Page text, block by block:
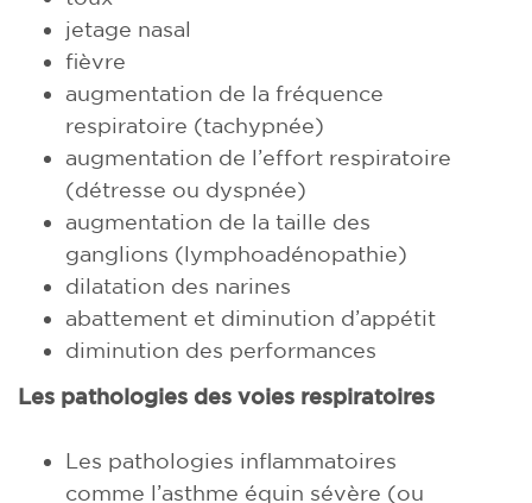
jetage nasal
fièvre
augmentation de la fréquence
respiratoire (tachypnée)
augmentation de l’effort respiratoire
(détresse ou dyspnée)
augmentation de la taille des
ganglions (lymphoadénopathie)
dilatation des narines
abattement et diminution d’appétit
diminution des performances
Les pathologies des voies respiratoires
Les pathologies inflammatoires
comme l’asthme équin sévère (ou